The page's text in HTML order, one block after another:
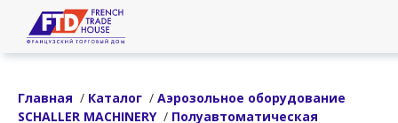
Главная / Каталог / Аэрозольное оборудование
SCHALLER MACHINERY/ Полуавтоматическая